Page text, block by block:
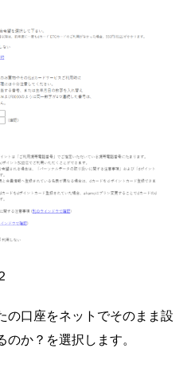
の口座をネットでそのまま設
か？を選択します。